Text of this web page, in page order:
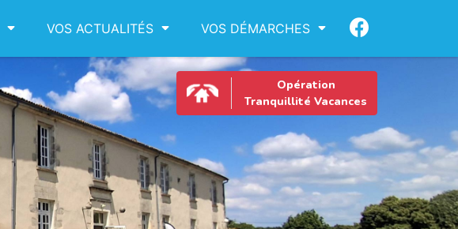
VOS ACTUALITÉS VOS DÉMARCHES
Opération
Tranquillité Vacances